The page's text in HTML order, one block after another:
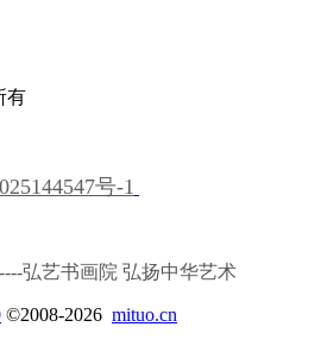
有
号-1
弘艺书画院 弘扬中华艺术
©2008-2026 mituo.cn